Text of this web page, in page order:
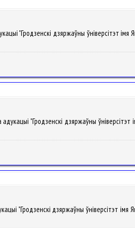
"Гродзенскі дзяржаўны ўніверсітэт імя
"Гродзенскі дзяржаўны ўніверсітэт
"Гродзенскі дзяржаўны ўніверсітэт імя